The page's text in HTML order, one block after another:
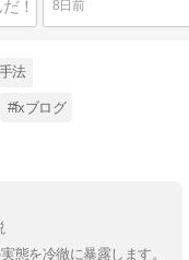
8日前
法
#fxブログ
態を冷徹に暴露します。